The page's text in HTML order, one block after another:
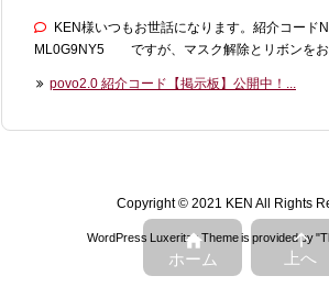
KEN様いつもお世話になります。紹介コー
ML0G9NY5 ですが、マスク解除とリボンをお
povo2.0 紹介コード【掲示板】公開中！...
Copyright © 2021 KEN All Rights
WordPress Luxeritas Theme is provided by "

ホーム

上へ